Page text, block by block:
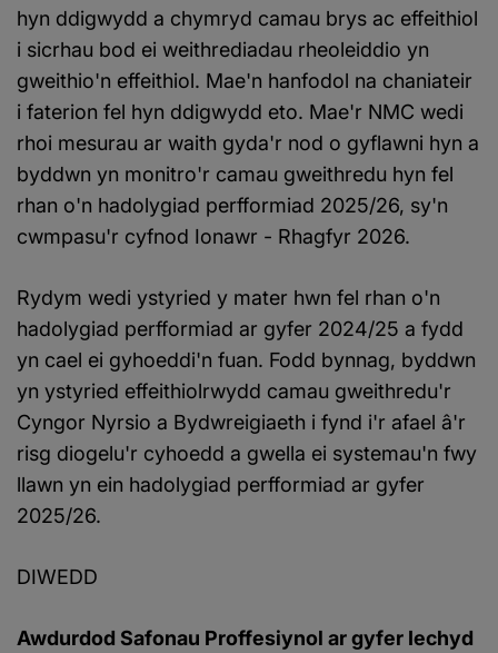
hyn ddigwydd a chymryd camau brys ac effeithiol
i sicrhau bod ei weithrediadau rheoleiddio yn
gweithio'n effeithiol. Mae'n hanfodol na chaniateir
i faterion fel hyn ddigwydd eto. Mae'r NMC wedi
rhoi mesurau ar waith gyda'r nod o gyflawni hyn a
byddwn yn monitro'r camau gweithredu hyn fel
rhan o'n hadolygiad perfformiad 2025/26, sy'n
cwmpasu'r cyfnod Ionawr - Rhagfyr 2026.
Rydym wedi ystyried y mater hwn fel rhan o'n
hadolygiad perfformiad ar gyfer 2024/25 a fydd
yn cael ei gyhoeddi'n fuan. Fodd bynnag, byddwn
yn ystyried effeithiolrwydd camau gweithredu'r
Cyngor Nyrsio a Bydwreigiaeth i fynd i'r afael â'r
risg diogelu'r cyhoedd a gwella ei systemau'n fwy
llawn yn ein hadolygiad perfformiad ar gyfer
2025/26.
DIWEDD
Awdurdod Safonau Proffesiynol ar gyfer Iechyd